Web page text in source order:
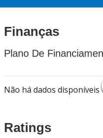
Finanças
Plano De
Não há dados disponíveis
Ratings